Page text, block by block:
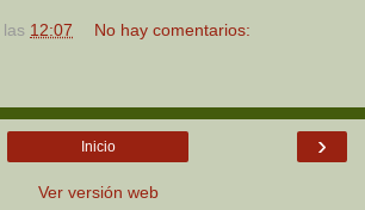
las 12:07 No hay comentarios:
›
Inicio
Ver versión web